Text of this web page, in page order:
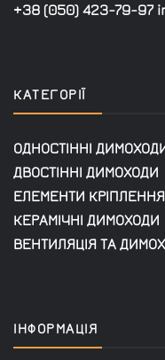
+38 (050) 423-79-97
КАТЕГОРІЇ
ОДНОСТІННІ
ДВОСТІННІ ДИМОХОДИ
ЕЛЕМЕНТИ КРІПЛЕННЯ
КЕРАМІЧНІ ДИМОХОДИ
ВЕНТИЛЯЦІЯ ТА
ІНФОРМАЦІЯ